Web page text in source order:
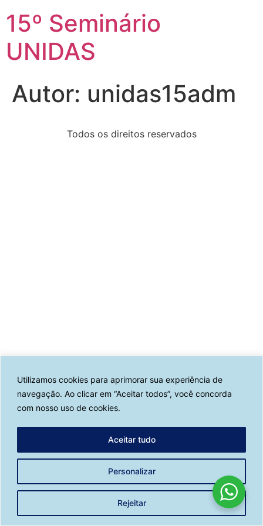
Utilizamos cookies para aprimorar sua experiência de
navegação. Ao clicar em “Aceitar todos”, você concorda
com nosso uso de cookies.
Personalizar
Rejeitar
Aceitar tudo
15º Seminário
UNIDAS
Autor: unidas15adm
Todos os direitos reservados